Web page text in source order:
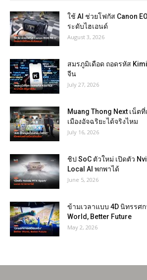
ใช้ AI ช่วยโฟกัส Canon
ระดับไฮเอนด์
August 3, 2026
สมรภูมิเดือด ถอดรหัส
จีน
July 27, 2026
Muang Thong Next เน็ต
เมืองอัจฉริยะได้จริงไหม
July 16, 2026
ชิป SoC ตัวใหม่ เปิดตัว
Local AI พกพาได้
June 5, 2026
ข้ามเวลาแบบ 4D นิทรรศ
World, Better Future
May 2, 2026